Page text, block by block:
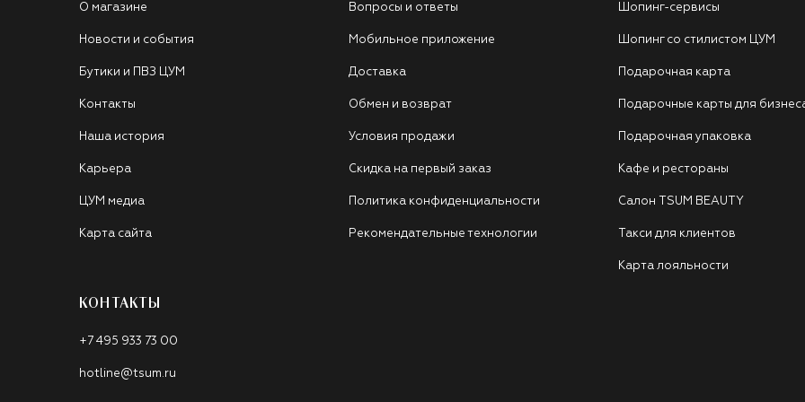
О магазине
Новости и события
Бутики и ПВЗ ЦУМ
Контакты
Наша история
Карьера
ЦУМ медиа
Карта сайта
Вопросы и ответы
Мобильное приложение
Доставка
Обмен и возврат
Условия продажи
Скидка на первый заказ
Политика конфиденциальности
Рекомендательные технологии
Шопинг-сервисы
Шопинг со стилистом ЦУМ
Подарочная карта
Подарочные карты для
Подарочная упаковка
Кафе и рестораны
Салон TSUM BEAUTY
Такси для клиентов
Карта лояльности
КОНТАКТЫ
+7 495 933 73 00
hotline@tsum.ru